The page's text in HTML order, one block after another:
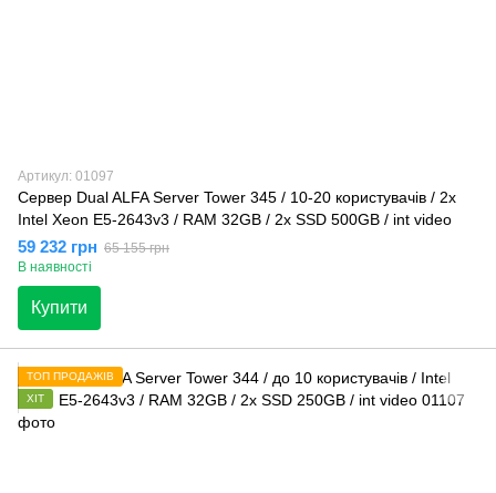
Артикул: 01097
Сервер Dual ALFA Server Tower 345 / 10-20 кopиcтувaчів / 2х
Intel Xeon E5-2643v3 / RAM 32GB / 2x SSD 500GB / int video
59 232 грн 65 155 грн
В наявності
Купити
ТОП ПРОДАЖІВ
ХІТ